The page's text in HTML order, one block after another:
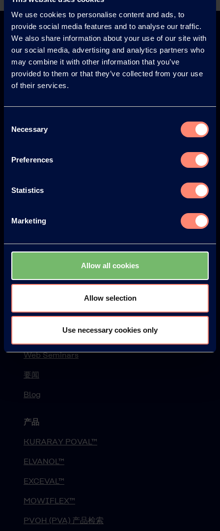
We use cookies to personalise content and ads, to
provide social media features and to analyse our traffic.
We also share information about your use of our site with
our social media, advertising and analytics partners who
may combine it with other information that you’ve
provided to them or that they’ve collected from your use
of their services.
Selection
Necessary
Preferences
Statistics
Marketing
Allow all cookies
Allow selection
Use necessary cookies only
Back
Europe America
Japan
关于可乐丽
新闻
Newsletter
Web Seminars
要闻
Blog
产品
KURARAY POVAL™
ELVANOL™
EXCEVAL™
MOWIFLEX™
PVOH (PVA) 产品检索